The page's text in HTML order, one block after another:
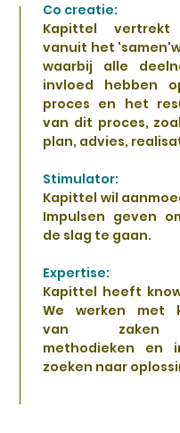
Co creatie:
Kapittel
vanuit het
waarbij alle
invloed hebben
proces en het
van dit proces,
plan, advies,
Stimulator:
Kapittel wil
Impulsen geven
de slag te gaan.
Expertise:
Kapittel heeft
We werken met
van
methodieken en
zoeken naar